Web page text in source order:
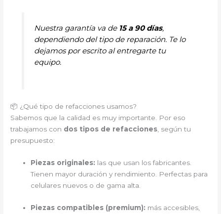
Nuestra garantía va de 15 a 90 días,
dependiendo del tipo de reparación. Te lo
dejamos por escrito al entregarte tu
equipo.
📦 ¿Qué tipo de refacciones usamos?
Sabemos que la calidad es muy importante. Por eso
trabajamos con dos tipos de refacciones , según tu
presupuesto:
Piezas originales: las que usan los fabricantes.
Tienen mayor duración y rendimiento. Perfectas para
celulares nuevos o de gama alta.
Piezas compatibles (premium): más accesibles,